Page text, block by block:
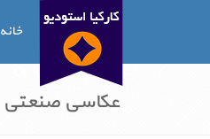
خانه
عکاسی صنعتی